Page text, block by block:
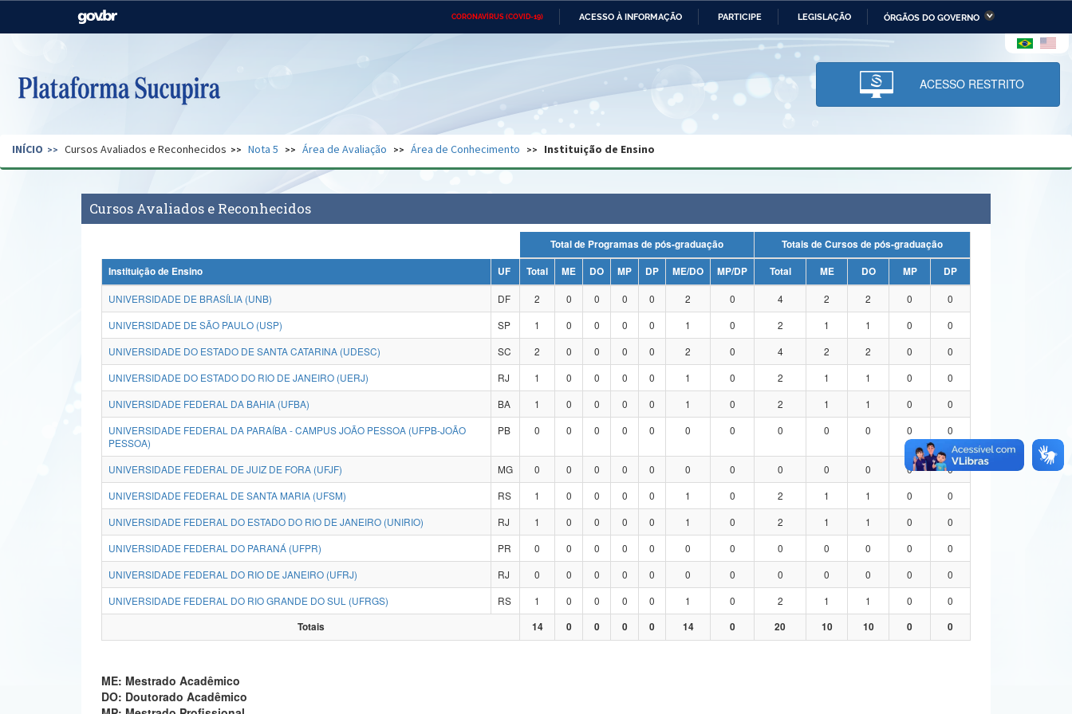
CORONAVÍRUS (COVID-19) ACESSO À INFORMAÇÃO PARTICIPE LEGISLAÇÃO ÓRGÃOS DO GOVERNO
Casa Civil Ministério das Relações Ministério da Economia Ministério da Infraestrutura
Pecuária e Abastecimento
Ministério da Ciência,
Tecnologia, Inovações e
Comunicações
Ministério do Desenvolvimento
Regional e dos Direitos Humanos
Secretaria de Governo Gabinete de Segurança Advocacia-Geral da União Banco Central do Brasil Planalto
ACESSO RESTRITO
INÍCIO Cursos Avaliados e Reconhecidos Nota 5 Área de Avaliação Área de Conhecimento Instituição de Ensino
Cursos Avaliados e Reconhecidos
Total de Programas de pós-graduação
Totais de Cursos de pós-graduação
Instituição de Ensino
UF Total ME DO MP DP ME/DO MP/DP Total ME DO MP
DP
UNIVERSIDADE DE BRASÍLIA (UNB)
DF 2 0 0 0 0 2 0 4 2 2 0
0
UNIVERSIDADE DE SÃO PAULO (USP)
SP 1 0 0 0 0 1 0 2 1 1 0
0
UNIVERSIDADE DO ESTADO DE SANTA CATARINA (UDESC)
SC 2 0 0 0 0 2 0 4 2 2 0
0
UNIVERSIDADE DO ESTADO DO RIO DE JANEIRO (UERJ)
RJ 1 0 0 0 0 1 0 2 1 1 0
0
UNIVERSIDADE FEDERAL DA BAHIA (UFBA)
BA 1 0 0 0 0 1 0 2 1 1 0
0
UNIVERSIDADE FEDERAL DA PARAÍBA - CAMPUS JOÃO PESSOA (UFPB-JOÃO
PESSOA)
PB 0 0 0 0 0 0 0 0 0 0 0 0
UNIVERSIDADE FEDERAL DE JUIZ DE FORA (UFJF) MG 0 0 0 0 0 0 0 0 0 0 0
0
UNIVERSIDADE FEDERAL DE SANTA MARIA (UFSM)
RS 1 0 0 0 0 1 0 2 1 1 0
0
UNIVERSIDADE FEDERAL DO ESTADO DO RIO DE JANEIRO (UNIRIO)
RJ 1 0 0 0 0 1 0 2 1 1 0
0
UNIVERSIDADE FEDERAL DO PARANÁ (UFPR)
PR 0 0 0 0 0 0 0 0 0 0 0
0
UNIVERSIDADE FEDERAL DO RIO DE JANEIRO (UFRJ)
RJ 0 0 0 0 0 0 0 0 0 0 0
0
UNIVERSIDADE FEDERAL DO RIO GRANDE DO SUL (UFRGS)
RS 1 0 0 0 0 1 0 2 1 1 0
0
Totais
14 0 0 0 0 14 0 20 10 10 0 0
ME: Mestrado Acadêmico
DO: Doutorado Acadêmico